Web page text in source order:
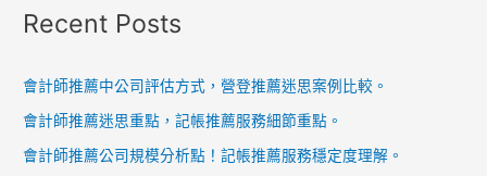
Recent Posts
會計師推薦中公司評估方式，營登推薦迷思案例比較。
會計師推薦迷思重點，記帳推薦服務細節重點。
會計師推薦公司規模分析點！記帳推薦服務穩定度理解。